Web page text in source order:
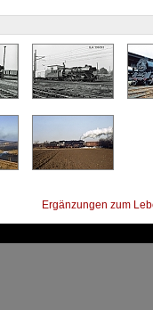
Ergänzungen zum